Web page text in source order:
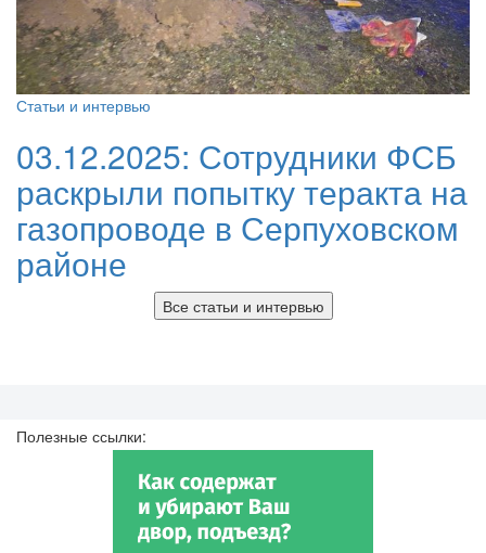
Статьи и интервью
03.12.2025: Сотрудники ФСБ
раскрыли попытку теракта на
газопроводе в Серпуховском
районе
Все статьи и интервью
Полезные ссылки: